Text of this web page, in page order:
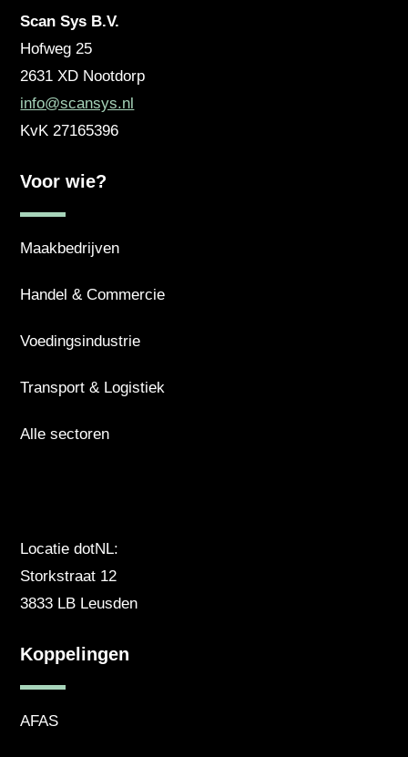
Scan Sys B.V.
Hofweg 25
2631 XD Nootdorp
info@scansys.nl
KvK 27165396
Voor wie?
Maakbedrijven
Handel & Commercie
Voedingsindustrie
Transport & Logistiek
Alle sectoren
Locatie dotNL:
Storkstraat 12
3833 LB Leusden
Koppelingen
AFAS